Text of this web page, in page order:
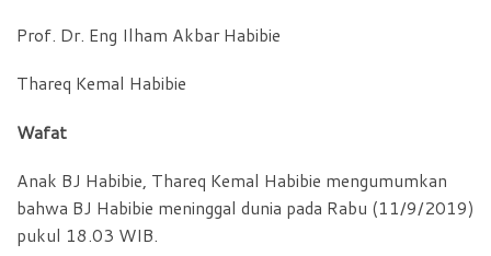
Prof. Dr. Eng Ilham Akbar Habibie
Thareq Kemal Habibie
Wafat
Anak BJ Habibie, Thareq Kemal Habibie mengumumkan
bahwa BJ Habibie meninggal dunia pada Rabu (11/9/2019)
pukul 18.03 WIB.